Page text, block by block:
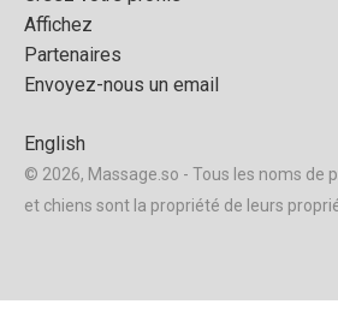
Affichez
Partenaires
Envoyez-nous un email
English
© 2026, Massage.so - Tous les noms de
et chiens sont la propriété de leurs